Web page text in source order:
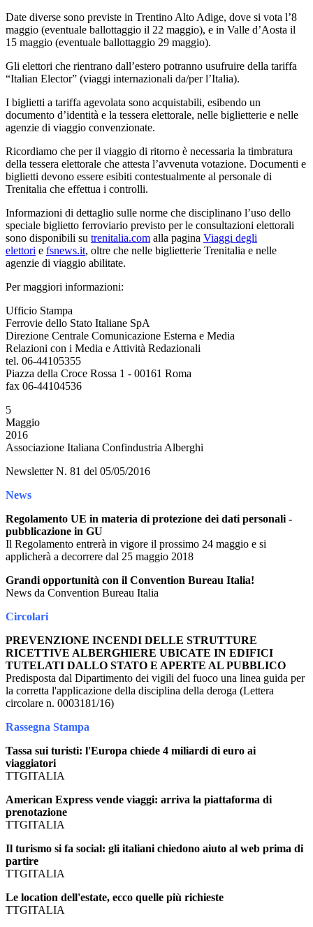
Date diverse sono previste in Trentino Alto Adige, dove si vota l’8
maggio (eventuale ballottaggio il 22 maggio), e in Valle d’Aosta il
15 maggio (eventuale ballottaggio 29 maggio).
Gli elettori che rientrano dall’estero potranno usufruire della tariffa
“Italian Elector” (viaggi internazionali da/per l’Italia).
I biglietti a tariffa agevolata sono acquistabili, esibendo un
documento d’identità e la tessera elettorale, nelle biglietterie e nelle
agenzie di viaggio convenzionate.
Ricordiamo che per il viaggio di ritorno è necessaria la timbratura
della tessera elettorale che attesta l’avvenuta votazione. Documenti e
biglietti devono essere esibiti contestualmente al personale di
Trenitalia che effettua i controlli.
Informazioni di dettaglio sulle norme che disciplinano l’uso dello
speciale biglietto ferroviario previsto per le consultazioni elettorali
sono disponibili su trenitalia.com alla pagina Viaggi degli
elettori e fsnews.it, oltre che nelle biglietterie Trenitalia e nelle
agenzie di viaggio abilitate.
Per maggiori informazioni:
Ufficio Stampa
Ferrovie dello Stato Italiane SpA
Direzione Centrale Comunicazione Esterna e Media
Relazioni con i Media e Attività Redazionali
tel. 06-44105355
Piazza della Croce Rossa 1 - 00161 Roma
fax 06-44104536
5
Maggio
2016
Associazione Italiana Confindustria Alberghi
Newsletter N. 81 del 05/05/2016
News
Regolamento UE in materia di protezione dei dati personali -
pubblicazione in GU
Il Regolamento entrerà in vigore il prossimo 24 maggio e si
applicherà a decorrere dal 25 maggio 2018
Grandi opportunità con il Convention Bureau Italia!
News da Convention Bureau Italia
Circolari
PREVENZIONE INCENDI DELLE STRUTTURE
RICETTIVE ALBERGHIERE UBICATE IN EDIFICI
TUTELATI DALLO STATO E APERTE AL PUBBLICO
Predisposta dal Dipartimento dei vigili del fuoco una linea guida per
la corretta l'applicazione della disciplina della deroga (Lettera
circolare n. 0003181/16)
Rassegna Stampa
Tassa sui turisti: l'Europa chiede 4 miliardi di euro ai
viaggiatori
TTGITALIA
American Express vende viaggi: arriva la piattaforma di
prenotazione
TTGITALIA
Il turismo si fa social: gli italiani chiedono aiuto al web prima di
partire
TTGITALIA
Le location dell'estate, ecco quelle più richieste
TTGITALIA